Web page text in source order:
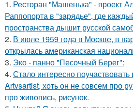
1. Ресторан "Машенька" - проект
Раппопорта в "зарядье", где
пространства дышит русской
2. В июле 1959 года в Москве, в
открылась американская
3. Эко - панно "Песочный Берег":
4. Стало интересно
Artvsartist, хоть он не совсем про
про живопись, рисунок.